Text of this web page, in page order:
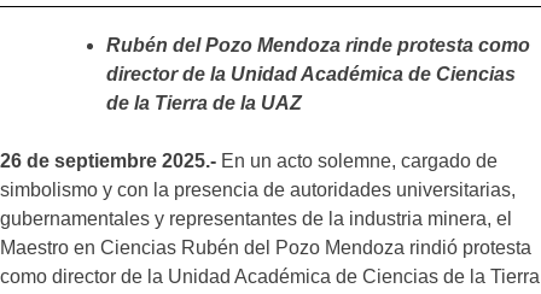
Rubén del Pozo Mendoza rinde protesta como
director de la Unidad Académica de Ciencias
de la Tierra de la UAZ
26 de septiembre 2025.- En un acto solemne, cargado de
simbolismo y con la presencia de autoridades universitarias,
gubernamentales y representantes de la industria minera, el
Maestro en Ciencias Rubén del Pozo Mendoza rindió protesta
como director de la Unidad Académica de Ciencias de la Tierra